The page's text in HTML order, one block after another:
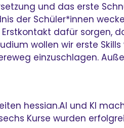
und das erste
der Schüler*innen
dafür sorgen,
wollen wir erste
einzuschlagen.
hessian.AI und KI
Kurse wurden